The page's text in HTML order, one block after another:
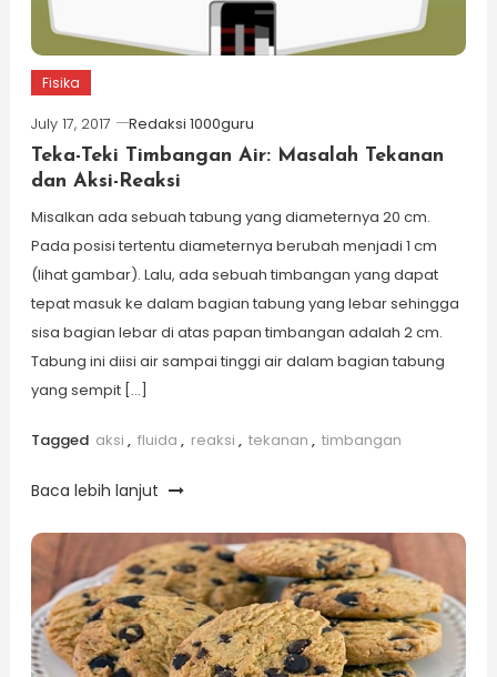
Fisika
July 17, 2017
Redaksi 1000guru
Teka-Teki Timbangan Air: Masalah Tekanan
dan Aksi-Reaksi
Misalkan ada sebuah tabung yang diameternya 20 cm.
Pada posisi tertentu diameternya berubah menjadi 1 cm
(lihat gambar). Lalu, ada sebuah timbangan yang dapat
tepat masuk ke dalam bagian tabung yang lebar sehingga
sisa bagian lebar di atas papan timbangan adalah 2 cm.
Tabung ini diisi air sampai tinggi air dalam bagian tabung
yang sempit […]
Tagged aksi , fluida , reaksi , tekanan , timbangan
Baca lebih lanjut